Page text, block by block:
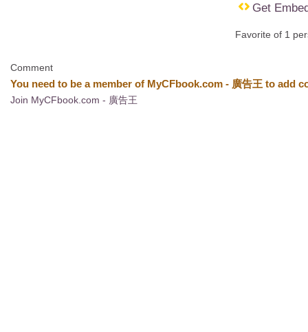
Get
Favorite of 1
Comment
You need to be a member of MyCFbook.com - 廣告王 to add
Join MyCFbook.com - 廣告王